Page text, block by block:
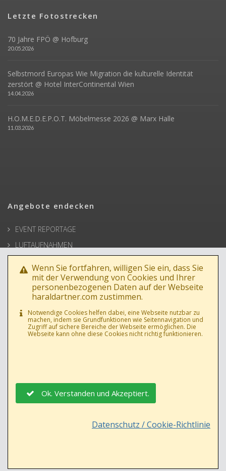
Letzte Fotostrecken
70 Jahre FPÖ @ Hofburg
20.05.2026
Selbstmord Europas Wie Migration die kulturelle Identität
zerstört @ Hotel InterContinental Wien
14.04.2026
H.O.M.E.D.E.P.O.T. Möbelmesse 2026 @ Marx Halle
11.03.2026
Angebote endecken
EVENT REPORTAGE
LUFTAUFNAHMEN
BUSINESSPORTRAIT
WERBEFOTOS
HOCHZEIT
PRESSE
Wenn Sie fortfahren, willigen Sie ein, dass Sie
mit der Verwendung von Cookies und Ihrer
personenbezogenen Daten auf der Webseite
haraldartner.com zustimmen.
Notwendige Cookies helfen dabei, eine Webseite nutzbar zu
machen, indem sie Grundfunktionen wie Seitennavigation und
Zugriff auf sichere Bereiche der Webseite ermöglichen. Die
Webseite kann ohne diese Cookies nicht richtig funktionieren.
Ok. Verstanden und Akzeptiert.
Datenschutz / Cookie-Richtlinie